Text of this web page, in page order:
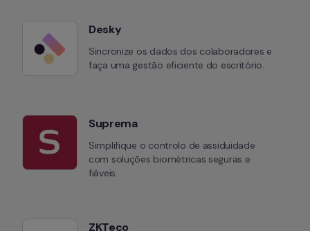
Desky
Sincronize os dados dos colaboradores e
faça uma gestão eficiente do escritório.
Suprema
Simplifique o controlo de assiduidade
com soluções biométricas seguras e
fiáveis.
ZKTeco